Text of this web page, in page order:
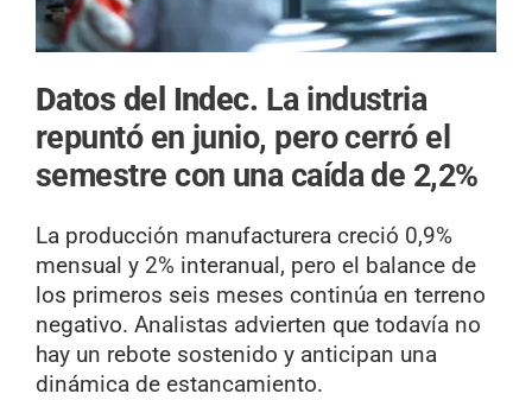
Datos del Indec. La industria
repuntó en junio, pero cerró el
semestre con una caída de 2,2%
La producción manufacturera creció 0,9%
mensual y 2% interanual, pero el balance de
los primeros seis meses continúa en terreno
negativo. Analistas advierten que todavía no
hay un rebote sostenido y anticipan una
dinámica de estancamiento.